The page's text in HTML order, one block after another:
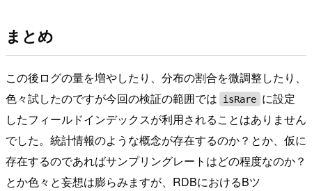
まとめ
この後ログの量を増やしたり、分布の割合を微調整したり、
色々試したのですが今回の検証の範囲では
isRare に設定
したフィールドインデックスが利用されることはありません
でした。統計情報のような概念が存在するのか？とか、仮に
存在するのであればサンプリングレートはどの程度なのか？
とか色々と妄想は膨らみますが、RDBにおけるBツ